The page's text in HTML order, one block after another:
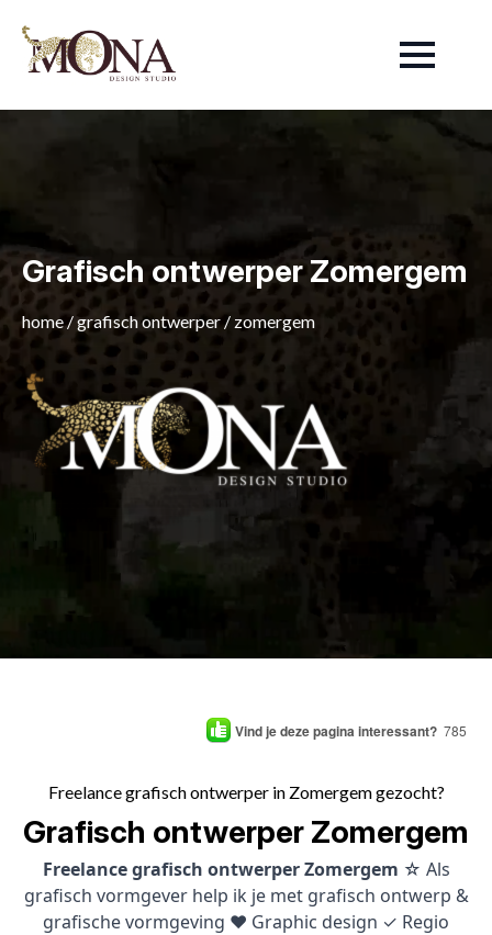
Grafisch ontwerper Zomergem
home /grafisch ontwerper / zomergem
Vind je deze pagina interessant? 785
Freelance grafisch ontwerper in Zomergem gezocht?
Grafisch ontwerper Zomergem
Freelance grafisch ontwerper Zomergem ☆ Als
grafisch vormgever help ik je met grafisch ontwerp &
grafische vormgeving ♥ Graphic design ✓ Regio